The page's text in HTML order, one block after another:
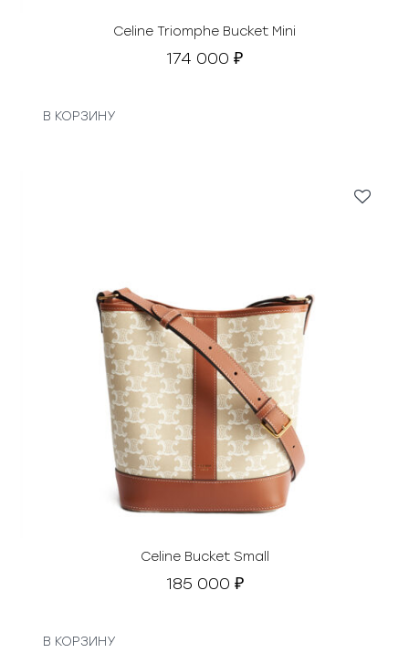
Celine Triomphe Bucket Mini
174 000 ₽
В КОРЗИНУ
Celine Bucket Small
185 000 ₽
В КОРЗИНУ